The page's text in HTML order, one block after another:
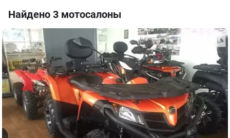
Найдено 3 мотосалоны